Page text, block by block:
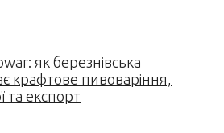
як березнівська
крафтове пивоваріння,
та експорт